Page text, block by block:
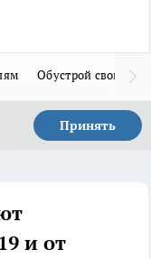
Обустрой свой дом
Принять
и от